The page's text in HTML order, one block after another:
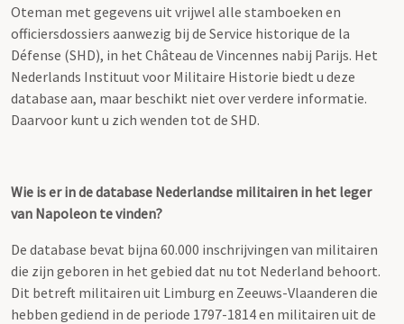
Oteman met gegevens uit vrijwel alle stamboeken en
officiersdossiers aanwezig bij de Service historique de la
Défense (SHD), in het Château de Vincennes nabij Parijs. Het
Nederlands Instituut voor Militaire Historie biedt u deze
database aan, maar beschikt niet over verdere informatie.
Daarvoor kunt u zich wenden tot de SHD.
Wie is er in de database Nederlandse militairen in het leger
van Napoleon te vinden?
De database bevat bijna 60.000 inschrijvingen van militairen
die zijn geboren in het gebied dat nu tot Nederland behoort.
Dit betreft militairen uit Limburg en Zeeuws-Vlaanderen die
hebben gediend in de periode 1797-1814 en militairen uit de